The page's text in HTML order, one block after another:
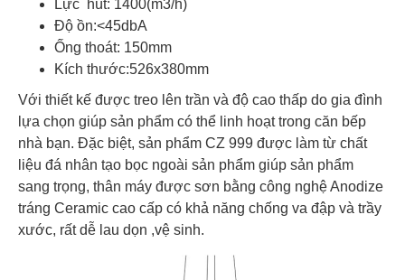
Lực hút: 1400(m3/h)
Độ ồn:<45dbA
Ống thoát: 150mm
Kích thước:526x380mm
Với thiết kế được treo lên trần và độ cao thấp do gia đình
lựa chọn giúp sản phẩm có thể linh hoạt trong căn bếp
nhà bạn. Đặc biệt, sản phẩm CZ 999 được làm từ chất
liệu đá nhân tạo bọc ngoài sản phẩm giúp sản phẩm
sang trọng, thân máy được sơn bằng công nghệ Anodize
tráng Ceramic cao cấp có khả năng chống va đập và trầy
xước, rất dễ lau dọn ,vệ sinh.